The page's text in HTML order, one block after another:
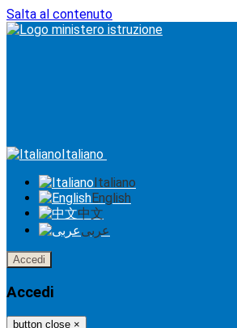
Salta al contenuto
Italiano
Italiano
English
中文
عربى
Accedi
Accedi
button close ×